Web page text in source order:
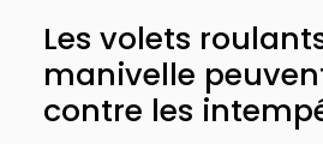
Les volets
manivelle
contre les